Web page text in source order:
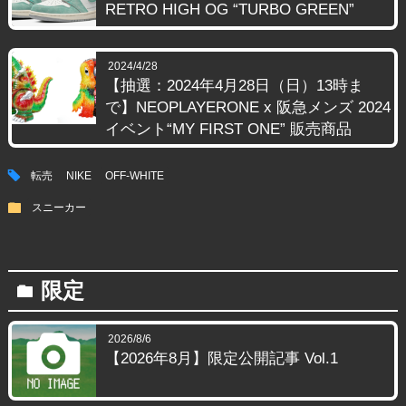
RETRO HIGH OG “TURBO GREEN”
2024/4/28
【抽選：2024年4月28日（日）13時ま
で】NEOPLAYERONE x 阪急メンズ 2024
イベント“MY FIRST ONE” 販売商品
tag 転売 NIKE OFF-WHITE
folder スニーカー
folder 限定
2026/8/6
【2026年8月】限定公開記事 Vol.1